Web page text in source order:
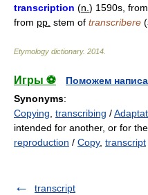
transcription (n. ) 1590s, from
from pp. stem of transcribere
Etymology dictionary. 2014
Игры ⚽
Поможем
Synonyms:
Copying transcribing /
intended for another, or for
reproduction / Copy, transcript
transcript